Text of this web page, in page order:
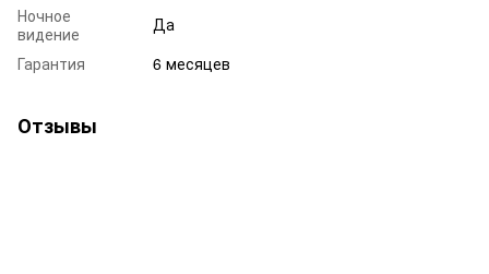
Ночное
видение
Да
Гарантия
6 месяцев
Отзывы